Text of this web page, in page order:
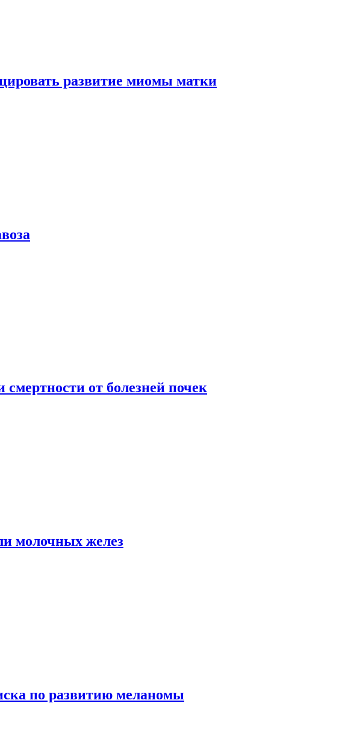
развитие миомы матки
от болезней почек
молочных желез
по развитию меланомы